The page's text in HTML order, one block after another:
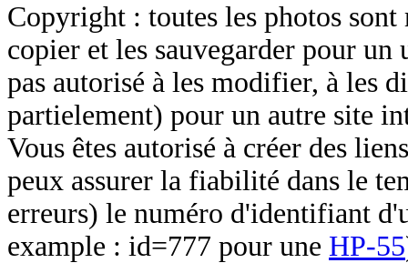
Copyright : toutes les photos sont
copier et les sauvegarder pour un
pas autorisé à les modifier, à les
partielement) pour un autre site
Vous êtes autorisé à créer des
peux assurer la fiabilité dans le
erreurs) le numéro d'identifiant
example : id=777 pour une HP-55